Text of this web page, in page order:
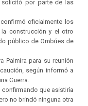
solicitó por parte de las
oficialmente los
construcción y el otro
público de Ombúes de
Palmira para su reunión
según informó a
Guerra.
que asistiría
no brindó ninguna otra